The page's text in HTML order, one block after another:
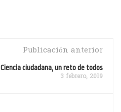
Publicación anterior
Ciencia ciudadana, un reto de todos
3 febrero, 2019